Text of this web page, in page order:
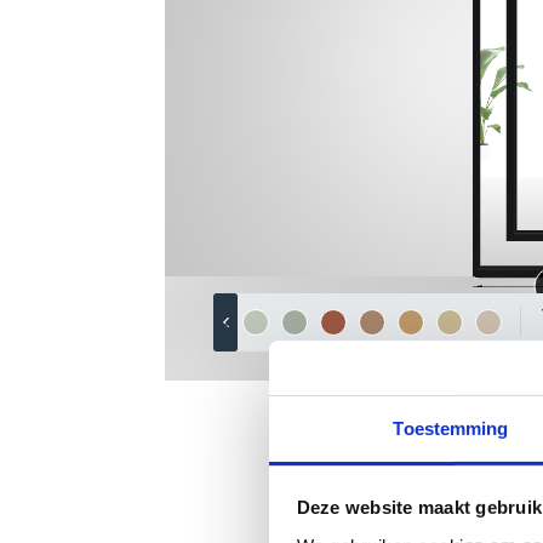
Toestemming
Deze website maakt